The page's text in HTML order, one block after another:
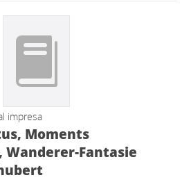
impresa
Moments
Wanderer-Fantasie